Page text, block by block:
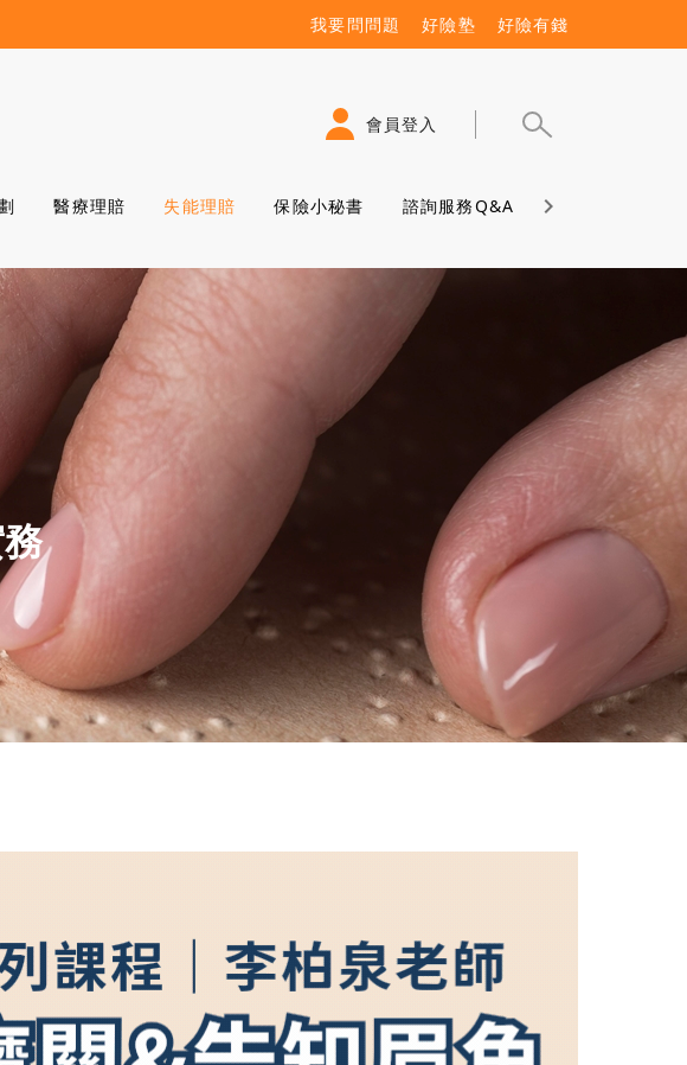
我要問問題 好險塾 好險有錢
會員登入
醫療理賠 失能理賠 保險小秘書 諮詢服務Q&A 保險學堂